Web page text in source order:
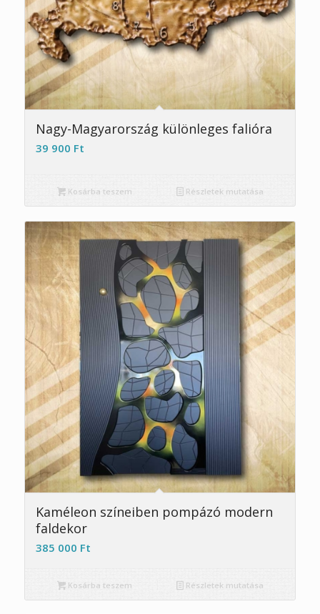
Nagy-Magyarország különleges falióra
39 900 Ft
Kosárba teszem Részletek mutatása
Kaméleon színeiben pompázó modern
faldekor
385 000 Ft
Kosárba teszem Részletek mutatása